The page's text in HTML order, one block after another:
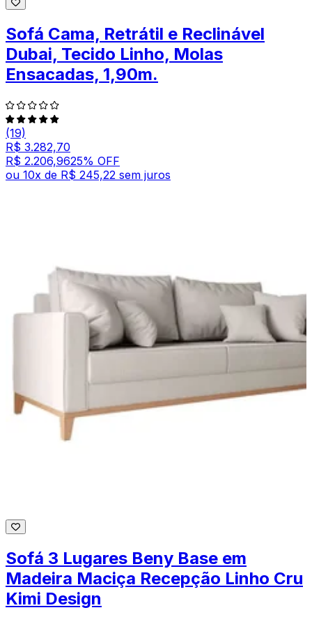
Sofá Cama, Retrátil e Reclinável
Dubai, Tecido Linho, Molas
Ensacadas, 1,90m.
(19)
R$ 3.282,70
R$ 2.206,9625% OFF
ou 10x de R$ 245,22 sem juros
Sofá 3 Lugares Beny Base em
Madeira Maciça Recepção Linho Cru
Kimi Design